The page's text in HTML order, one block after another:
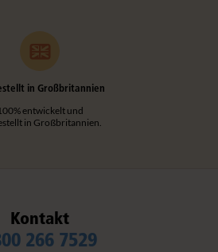
in Großbritannien
entwickelt und
in Großbritannien.
Kontakt
266 7529